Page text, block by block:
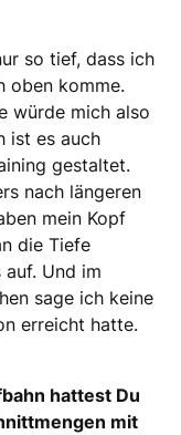
so tief, dass ich
oben komme.
würde mich also
ist es auch
gestaltet.
nach längeren
mein Kopf
die Tiefe
auf. Und im
sage ich keine
erreicht hatte.
hattest Du
mit